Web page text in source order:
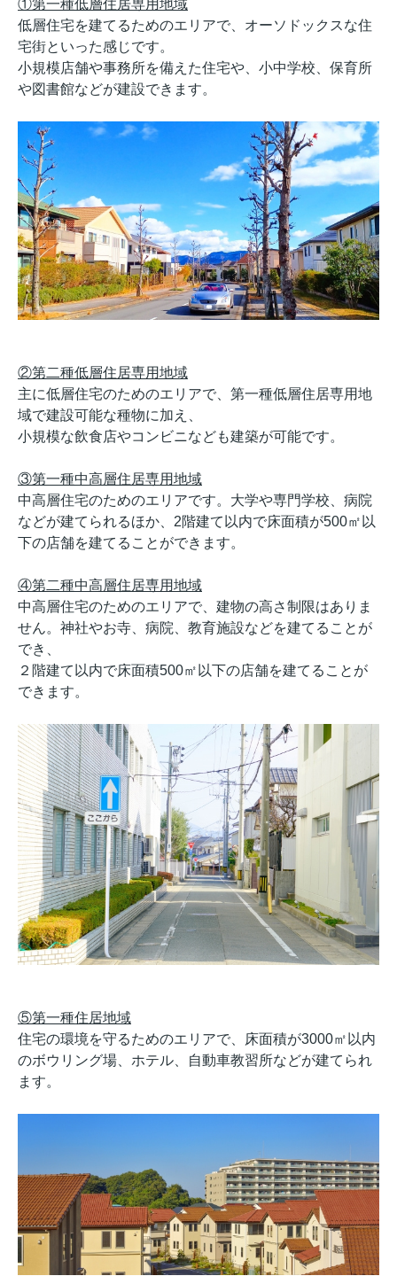
①第一種低層住居専用地域
低層住宅を建てるためのエリアで、オーソドックスな住
宅街といった感じです。
小規模店舗や事務所を備えた住宅や、小中学校、保育所
や図書館などが建設できます。
②第二種低層住居専用地域
主に低層住宅のためのエリアで、第一種低層住居専用地
域で建設可能な種物に加え、
小規模な飲食店やコンビニなども建築が可能です。
③第一種中高層住居専用地域
中高層住宅のためのエリアです。大学や専門学校、病院
などが建てられるほか、2階建て以内で床面積が500㎡以
下の店舗を建てることができます。
④第二種中高層住居専用地域
中高層住宅のためのエリアで、建物の高さ制限はありま
せん。神社やお寺、病院、教育施設などを建てることが
でき、
２階建て以内で床面積500㎡以下の店舗を建てることが
できます。
⑤第一種住居地域
住宅の環境を守るためのエリアで、床面積が3000㎡以内
のボウリング場、ホテル、自動車教習所などが建てられ
ます。